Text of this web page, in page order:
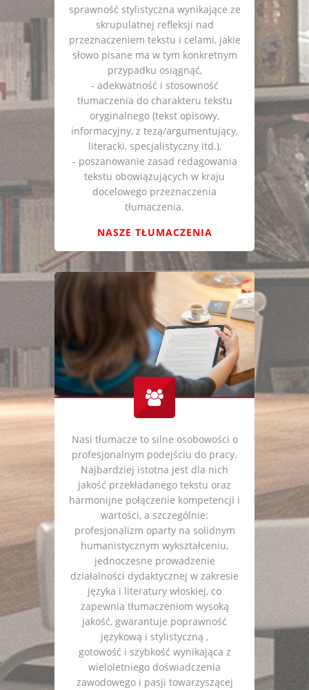
sprawność stylistyczna wynikające ze
skrupulatnej refleksji nad
przeznaczeniem tekstu i celami, jakie
słowo pisane ma w tym konkretnym
przypadku osiągnąć,
- adekwatność i stosowność
tłumaczenia do charakteru tekstu
oryginalnego (tekst opisowy,
informacyjny, z tezą/argumentujący,
literacki, specjalistyczny itd.),
- poszanowanie zasad redagowania
tekstu obowiązujących w kraju
docelowego przeznaczenia
tłumaczenia.
NASZE TŁUMACZENIA
Nasi tłumacze to silne osobowości o
profesjonalnym podejściu do pracy.
Najbardziej istotna jest dla nich
jakość przekładanego tekstu oraz
harmonijne połączenie kompetencji i
wartości, a szczególnie:
profesjonalizm oparty na solidnym
humanistycznym wykształceniu,
jednoczesne prowadzenie
działalności dydaktycznej w zakresie
języka i literatury włoskiej, co
zapewnia tłumaczeniom wysoką
jakość, gwarantuje poprawność
językową i stylistyczną ,
gotowość i szybkość wynikająca z
wieloletniego doświadczenia
zawodowego i pasji towarzyszącej